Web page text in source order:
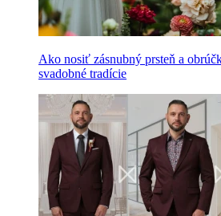
Ako nosiť zásnubný prsteň a
svadobné tradície